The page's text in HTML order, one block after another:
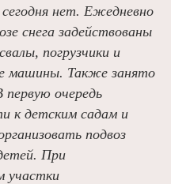
нет. Ежедневно
снега задействованы
погрузчики и
машины. Также занято
первую очередь
к детским садам и
подвоз
При
участки